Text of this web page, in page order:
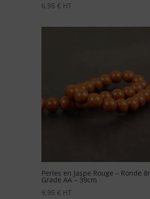
6,95 € HT
Perles en Jaspe Rouge – Ronde
Grade AA – 39cm
9,95 € HT